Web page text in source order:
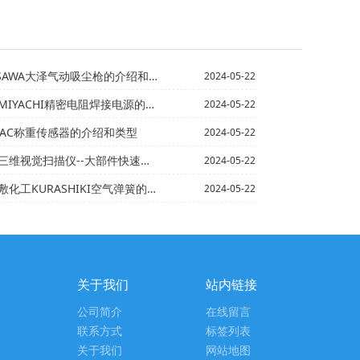
大泽气动吸尘枪的介绍和使用 2024-05-22
精密电阻焊接电源的介绍 2024-05-22
称重传感器的介绍和类型 2024-05-22
觉扫描仪--大部件快速扫描的介绍 2024-05-22
KURASHIKI空气弹簧的介绍和使用 2024-05-22
关于我们
公司简介
联系方式
关于我们
站内链接
在线留言
标签列表
网站地图